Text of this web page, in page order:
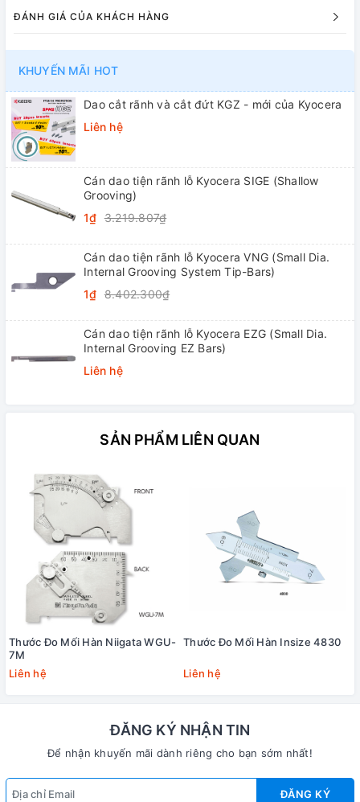
ĐÁNH GIÁ CỦA KHÁCH HÀNG
KHUYẾN MÃI HOT
Dao cắt rãnh và cắt đứt KGZ - mới của Kyocera
Liên hệ
Cán dao tiện rãnh lỗ Kyocera SIGE (Shallow
Grooving)
1₫ 3.219.807₫
Cán dao tiện rãnh lỗ Kyocera VNG (Small Dia.
Internal Grooving System Tip-Bars)
1₫ 8.402.300₫
Cán dao tiện rãnh lỗ Kyocera EZG (Small Dia.
Internal Grooving EZ Bars)
Liên hệ
SẢN PHẨM LIÊN QUAN
Thước Đo Mối Hàn Niigata WGU-
7M
Liên hệ
Thước Đo Mối Hàn Insize 4830
Liên hệ
ĐĂNG KÝ NHẬN TIN
Để nhận khuyến mãi dành riêng cho bạn sớm nhất!
ĐĂNG KÝ